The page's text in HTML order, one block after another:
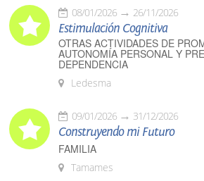
08/01/2026 26/11/2026
Estimulación Cognitiva
OTRAS ACTIVIDADES DE
AUTONOMÍA PERSONAL Y
DEPENDENCIA
Ledesma
09/01/2026 31/12/2026
Construyendo mi Futuro
FAMILIA
Tamames